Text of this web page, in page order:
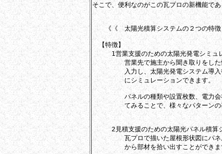
そこで、便利なのがこの瓦プロの新機能で
《《　太陽光積算システムの２つの特
【特徴】
1営業支援のための太陽光発電シミュ
営業先で施主から聞き取りをした情
入力し、太陽光発電システム導入後
にシミュレーションできます。
パネルの種類や設置枚数、電力会社
てみることで、様々なパターンの導
2見積支援のための太陽光パネル積算
瓦プロで描いた屋根形状図にパネル
から部材を拾い出すことができま